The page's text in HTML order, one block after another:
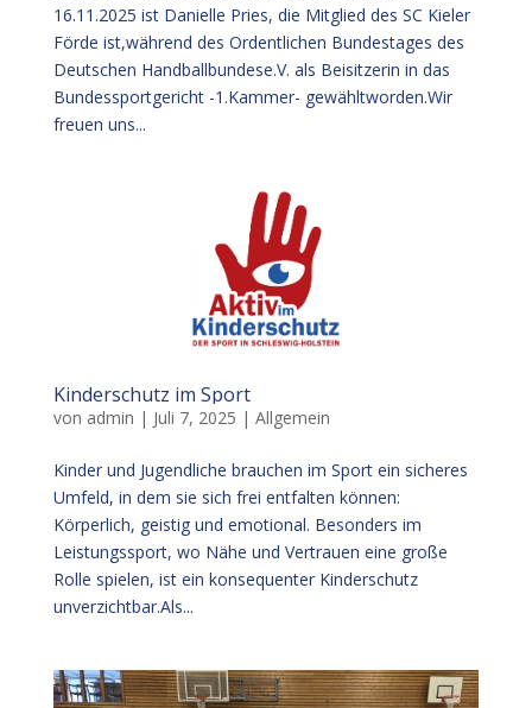
16.11.2025 ist Danielle Pries, die Mitglied des SC Kieler
Förde ist,während des Ordentlichen Bundestages des
Deutschen Handballbundese.V. als Beisitzerin in das
Bundessportgericht -1.Kammer- gewähltworden.Wir
freuen uns...
Kinderschutz im Sport
von admin | Juli 7, 2025 | Allgemein
Kinder und Jugendliche brauchen im Sport ein sicheres
Umfeld, in dem sie sich frei entfalten können:
Körperlich, geistig und emotional. Besonders im
Leistungssport, wo Nähe und Vertrauen eine große
Rolle spielen, ist ein konsequenter Kinderschutz
unverzichtbar.Als...